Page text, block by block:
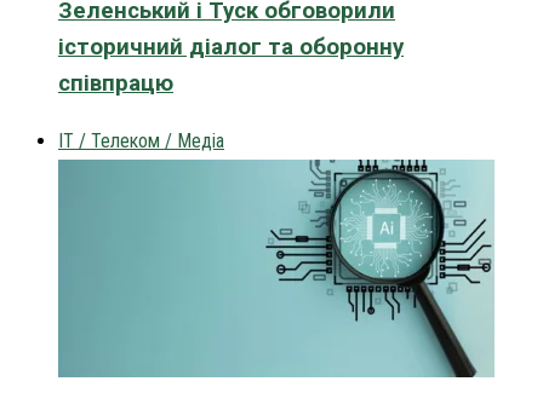
Зеленський і Туск обговорили
історичний діалог та оборонну
співпрацю
IT / Телеком / Медіа